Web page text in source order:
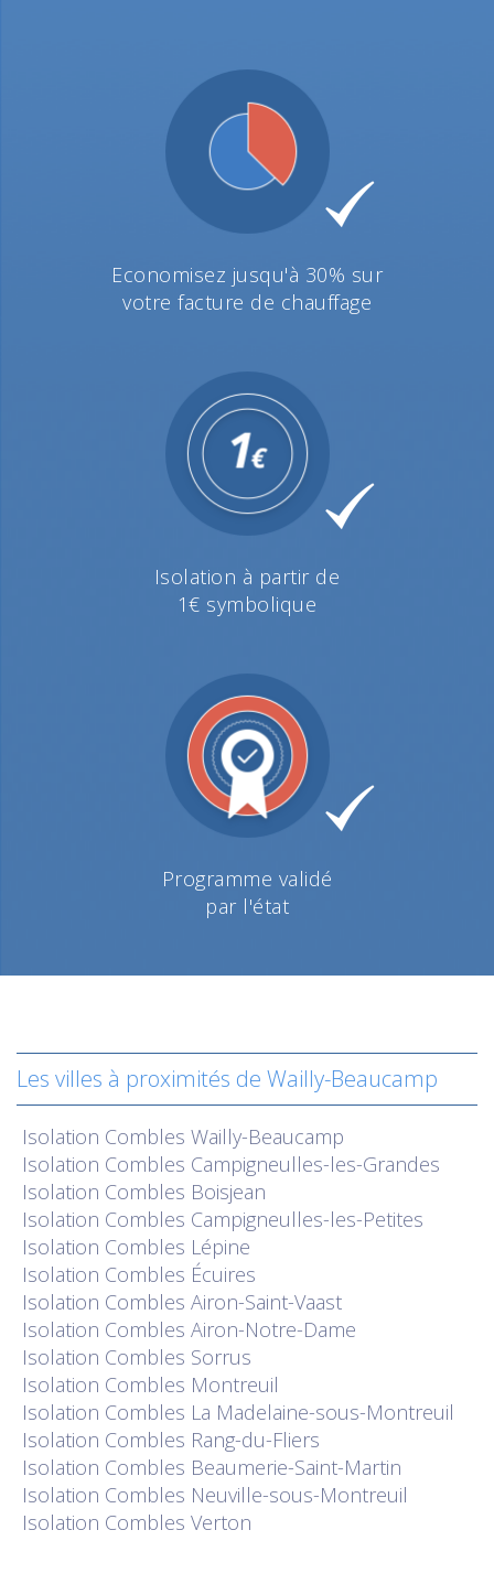
Economisez jusqu'à 30% sur
votre facture de chauffage
Isolation à partir de
1€ symbolique
Programme validé
par l'état
Les villes à proximités de Wailly-Beaucamp
Isolation Combles Wailly-Beaucamp
Isolation Combles Campigneulles-les-Grandes
Isolation Combles Boisjean
Isolation Combles Campigneulles-les-Petites
Isolation Combles Lépine
Isolation Combles Écuires
Isolation Combles Airon-Saint-Vaast
Isolation Combles Airon-Notre-Dame
Isolation Combles Sorrus
Isolation Combles Montreuil
Isolation Combles La Madelaine-sous-Montreuil
Isolation Combles Rang-du-Fliers
Isolation Combles Beaumerie-Saint-Martin
Isolation Combles Neuville-sous-Montreuil
Isolation Combles Verton